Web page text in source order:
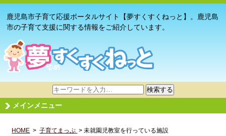
鹿児島市子育て応援ポータルサイト【夢すくすくねっと】。鹿児島
市の子育て支援に関する情報をご紹介しています。
サ
イ
ト
検
検索する
メインメニュー
HOME >子育てまっぷ > 未就園児教室を行っている施設